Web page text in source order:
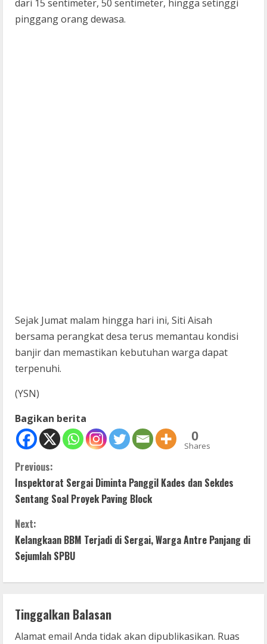
dari 15 sentimeter, 50 sentimeter, hingga setinggi
pinggang orang dewasa.
Sejak Jumat malam hingga hari ini, Siti Aisah
bersama perangkat desa terus memantau kondisi
banjir dan memastikan kebutuhan warga dapat
terpenuhi.
(YSN)
Bagikan berita
0
Shares
C
o
n
t
u
Previous:
Inspektorat Sergai Diminta Panggil Kades dan Sekdes
Sentang Soal Proyek Paving Block
Next:
Kelangkaan BBM Terjadi di Sergai, Warga Antre Panjang di
Sejumlah SPBU
Tinggalkan Balasan
Alamat email Anda tidak akan dipublikasikan. Ruas